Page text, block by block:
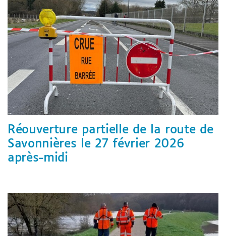
Réouverture partielle de la route de
Savonnières le 27 février 2026
après-midi